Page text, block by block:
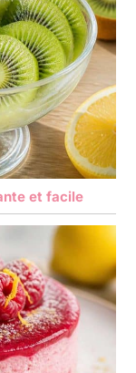
et facile